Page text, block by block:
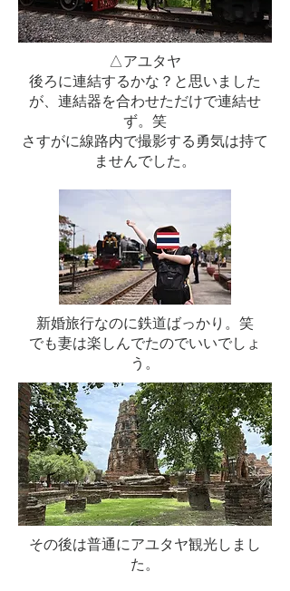
△アユタヤ
後ろに連結するかな？と思いました
が、連結器を合わせただけで連結せ
ず。笑
​さすがに線路内で撮影する勇気は持て
ませんでした。
新婚旅行なのに鉄道ばっかり。笑
​でも妻は楽しんでたのでいいでしょ
う。
その後は普通にアユタヤ観光しまし
た。